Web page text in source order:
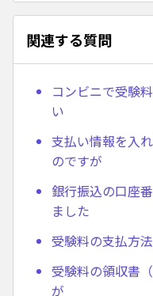
関連する質問
コンビニで受験
い
支払い情報を入
のですが
銀行振込の口座
ました
受験料の支払方
受験料の領収書
が